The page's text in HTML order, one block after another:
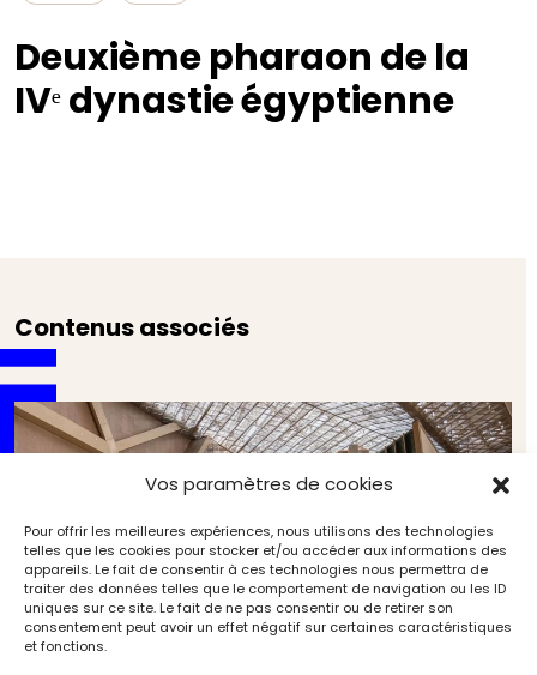
Vos paramètres de cookies
Pour offrir les meilleures expériences, nous utilisons des technologies
telles que les cookies pour stocker et/ou accéder aux informations des
appareils. Le fait de consentir à ces technologies nous permettra de
traiter des données telles que le comportement de navigation ou les ID
uniques sur ce site. Le fait de ne pas consentir ou de retirer son
consentement peut avoir un effet négatif sur certaines caractéristiques
et fonctions.
Deuxième pharaon de la
IVᵉ dynastie égyptienne
Contenus associés